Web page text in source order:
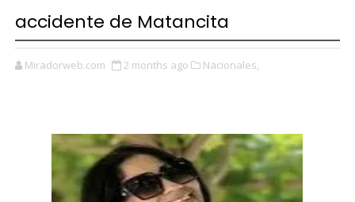
accidente de Matancita
Miradorweb.com 2 months ago Nacionales,